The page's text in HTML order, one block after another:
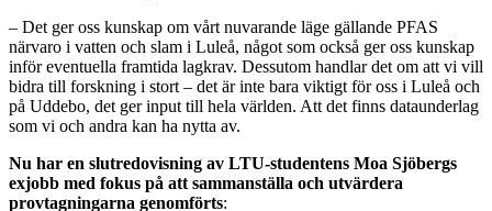
– Det ger oss kunskap om vårt nuvarande läge gällande PFAS
närvaro i vatten och slam i Luleå, något som också ger oss kunskap
inför eventuella framtida lagkrav. Dessutom handlar det om att vi vill
bidra till forskning i stort – det är inte bara viktigt för oss i Luleå och
på Uddebo, det ger input till hela världen. Att det finns dataunderlag
som vi och andra kan ha nytta av.
Nu har en slutredovisning av LTU-studentens Moa Sjöbergs
exjobb med fokus på att sammanställa och utvärdera
provtagningarna genomförts: